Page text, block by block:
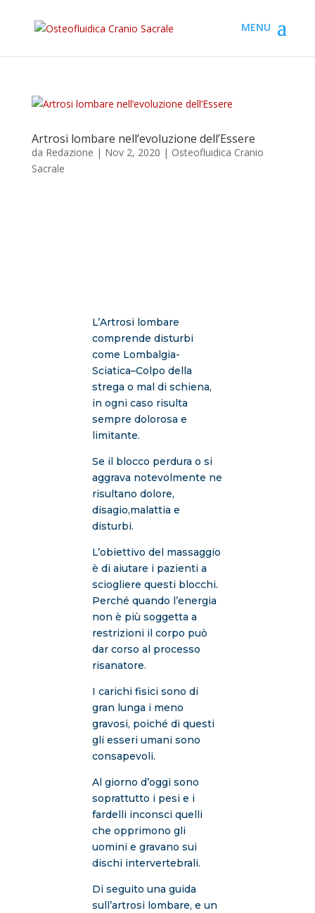
Artrosi lombare nell’evoluzione dell’Essere
da Redazione | Nov 2, 2020 | Osteofluidica Cranio
Sacrale
L’Artrosi lombare
comprende disturbi
come Lombalgia-
Sciatica–Colpo della
strega o mal di schiena,
in ogni caso risulta
sempre dolorosa e
limitante.
Se il blocco perdura o si
aggrava notevolmente ne
risultano dolore,
disagio,malattia e
disturbi.
L’obiettivo del massaggio
è di aiutare i pazienti a
sciogliere questi blocchi.
Perché quando l’energia
non è più soggetta a
restrizioni il corpo può
dar corso al processo
risanatore.
I carichi fisici sono di
gran lunga i meno
gravosi, poiché di questi
gli esseri umani sono
consapevoli.
Al giorno d’oggi sono
soprattutto i pesi e i
fardelli inconsci quelli
che opprimono gli
uomini e gravano sui
dischi intervertebrali.
Di seguito una guida
sull’artrosi lombare, e un